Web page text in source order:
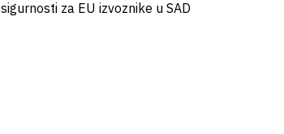
sigurnosti za EU izvoznike u SAD